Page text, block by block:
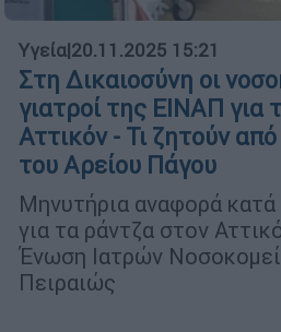
Υγεία|20.11.2025 15:21
Στη Δικαιοσύνη οι
γιατροί της ΕΙΝΑΠ για
Αττικόν - Τι ζητούν
του Αρείου Πάγου
Μηνυτήρια αναφορά
για τα ράντζα στον
Ένωση Ιατρών
Πειραιώς